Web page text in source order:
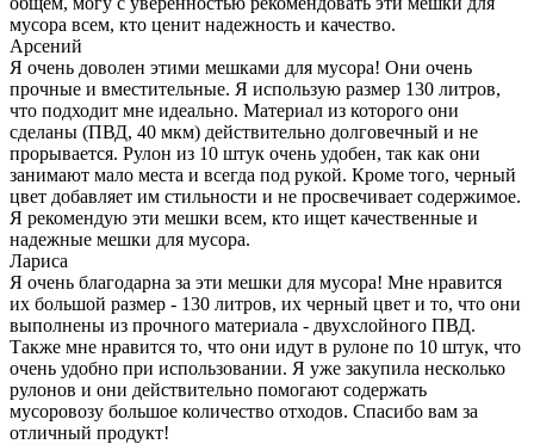
мусора всем, кто ценит надежность и качество.
Арсений
Я очень доволен этими мешками для мусора! Они очень
прочные и вместительные. Я использую размер 130 литров,
что подходит мне идеально. Материал из которого они
сделаны (ПВД, 40 мкм) действительно долговечный и не
прорывается. Рулон из 10 штук очень удобен, так как они
занимают мало места и всегда под рукой. Кроме того, черный
цвет добавляет им стильности и не просвечивает содержимое.
Я рекомендую эти мешки всем, кто ищет качественные и
надежные мешки для мусора.
Лариса
Я очень благодарна за эти мешки для мусора! Мне нравится
их большой размер - 130 литров, их черный цвет и то, что они
выполнены из прочного материала - двухслойного ПВД.
Также мне нравится то, что они идут в рулоне по 10 штук, что
очень удобно при использовании. Я уже закупила несколько
рулонов и они действительно помогают содержать
мусоровозу большое количество отходов. Спасибо вам за
отличный продукт!